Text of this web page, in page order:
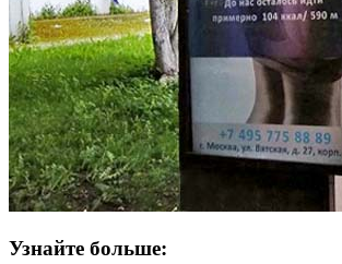
Узнайте больше: